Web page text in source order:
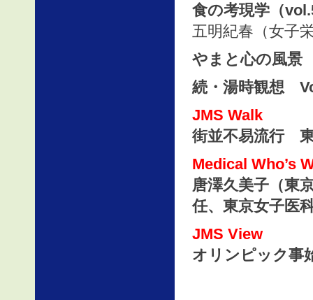
食の考現学（
五明紀春（女子
やまと心の風景
続・湯時観想
JMS Walk
街並不易流行
Medical Who’s
唐澤久美子（東
任、東京女子医
JMS View
オリンピック